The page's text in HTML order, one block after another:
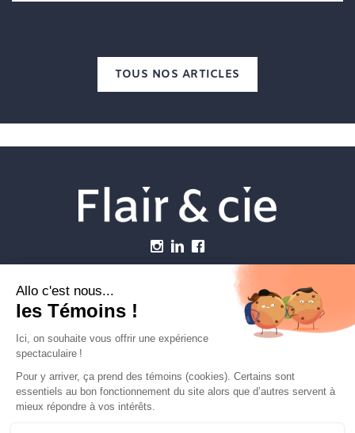
TOUS NOS ARTICLES
Établissements vétérinaires
Carrière
Contactez-nous